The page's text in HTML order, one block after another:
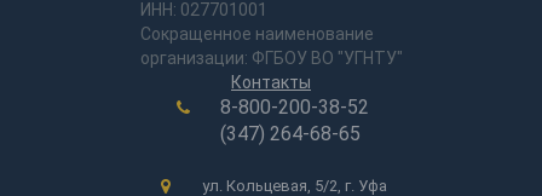
ИНН: 027701001
Сокращенное наименование
организации: ФГБОУ ВО "УГНТУ"
Контакты
8-800-200-38-52
(347) 264-68-65
ул. Кольцевая, 5/2, г. Уфа